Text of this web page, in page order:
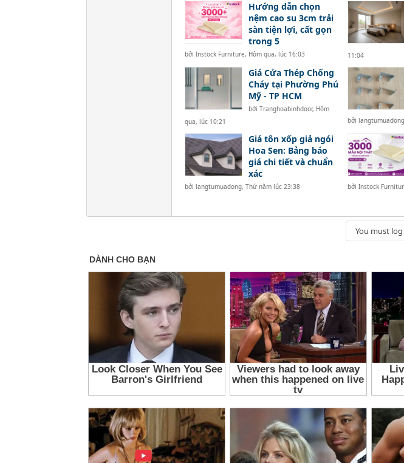
Hướng dẫn chọn
nệm cao su 3cm trải
sàn tiện lợi, cất gọn
trong 5
bởi Instock Furniture, Hôm qua, lúc 16:03
11:04
Giá Cửa Thép Chống
Cháy tại Phường Phú
Mỹ - TP HCM
bởi Tranghoabinhdoor, Hôm
qua, lúc 10:21
bởi langtumuadong
Giá tôn xốp giả ngói
Hoa Sen: Bảng báo
giá chi tiết và chuẩn
xác
bởi langtumuadong, Thứ năm lúc 23:38 bởi Instock
You must